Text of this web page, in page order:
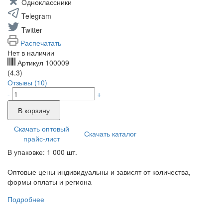
Telegram
Twitter
Распечатать
Нет в наличии
Артикул 100009
(4.3)
Отзывы (10)
-
+
В корзину
Скачать оптовый
прайс-лист
Скачать каталог
В упаковке: 1 000 шт.
Оптовые цены индивидуальны и зависят от количества,
формы оплаты и региона
Подробнее